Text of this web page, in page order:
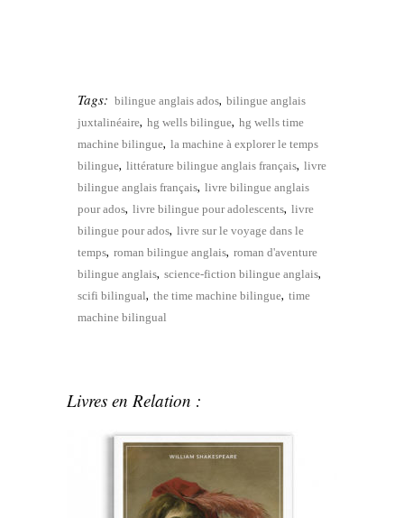
Tags: bilingue anglais ados, bilingue anglais
juxtalinéaire, hg wells bilingue, hg wells time
machine bilingue, la machine à explorer le temps
bilingue, littérature bilingue anglais français, livre
bilingue anglais français, livre bilingue anglais
pour ados, livre bilingue pour adolescents, livre
bilingue pour ados, livre sur le voyage dans le
temps, roman bilingue anglais, roman d'aventure
bilingue anglais, science-fiction bilingue anglais,
scifi bilingual, the time machine bilingue, time
machine bilingual
Livres en Relation :